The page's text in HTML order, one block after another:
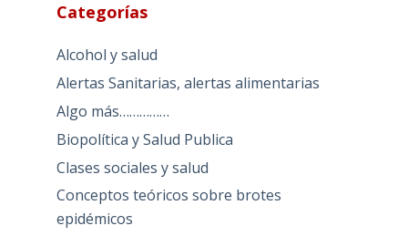
Categorías
Alcohol y salud
Alertas Sanitarias, alertas alimentarias
Algo más……………
Biopolítica y Salud Publica
Clases sociales y salud
Conceptos teóricos sobre brotes
epidémicos